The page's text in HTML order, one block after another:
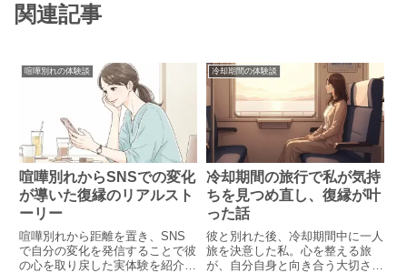
関連記事
喧嘩別れの体験談
喧嘩別れからSNSでの変化
が導いた復縁のリアルスト
ーリー
喧嘩別れから距離を置き、SNS
で自分の変化を発信することで彼
の心を取り戻した実体験を紹介。
冷却期間の体験談
冷却期間の旅行で私が気持
ちを見つめ直し、復縁が叶
った話
彼と別れた後、冷却期間中に一人
旅を決意した私。心を整える旅
が、自分自身と向き合う大切さを